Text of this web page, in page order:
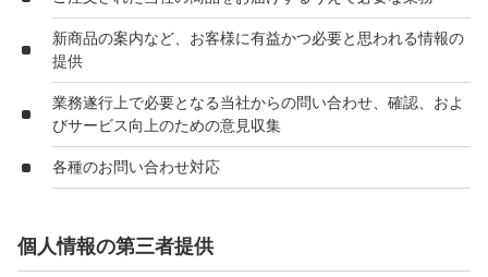
新商品の案内など、お客様に有益かつ必要と思われる情報の
提供
業務遂行上で必要となる当社からの問い合わせ、確認、およ
びサービス向上のための意見収集
各種のお問い合わせ対応
個人情報の第三者提供